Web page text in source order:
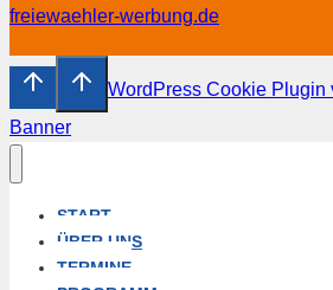
freiewaehler-werbung.de
WordPress Cookie Plugin
Banner
START
ÜBER UNS
TERMINE